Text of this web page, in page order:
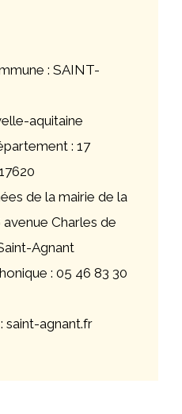
: SAINT-
aquitaine
: 17
de la mairie de la
Charles de
Agnant
: 05 46 83 30
saint-agnant.fr